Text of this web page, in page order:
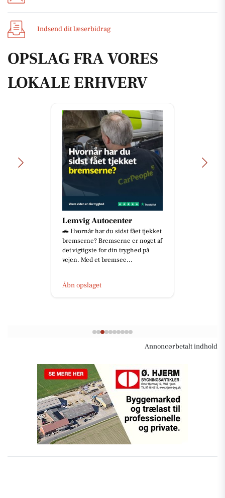
Indsend dit læserbidrag
OPSLAG FRA VORES
LOKALE ERHVERV
Lemvig Autocenter
🚗 Hvornår har du sidst fået tjekket
bremserne? Bremserne er noget af
det vigtigste for din tryghed på
vejen. Med et bremsee...
Åbn opslaget
Annoncørbetalt indhold